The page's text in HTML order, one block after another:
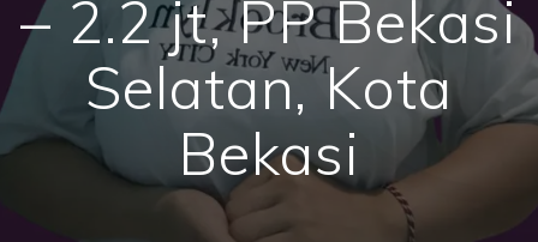
– 2.2 jt, PP Bekasi
Selatan, Kota
Bekasi